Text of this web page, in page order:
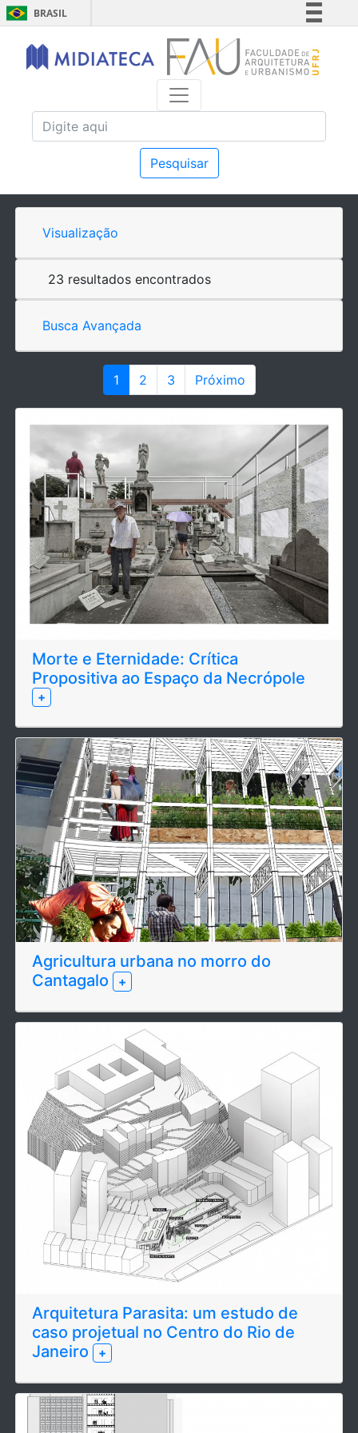
BRASIL
Simplifique!
Comunica BR
Acesso à informação
Pesquisar
Visualização
23 resultados encontrados
Busca Avançada
1 2 3 Próximo
Morte e Eternidade: Crítica
Propositiva ao Espaço da Necrópole
+
Agricultura urbana no morro do
Cantagalo
+
Arquitetura Parasita: um estudo de
caso projetual no Centro do Rio de
Janeiro
+